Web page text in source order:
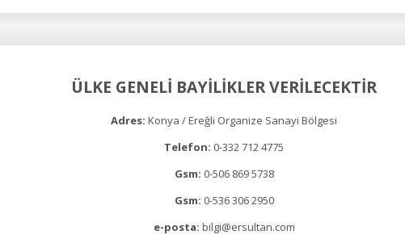
ÜLKE GENELİ BAYİLİKLER VERİLECEKTİR
Adres: Konya / Ereğli Organize Sanayi Bölgesi
Telefon: 0-332 712 4775
Gsm: 0-506 869 5738
Gsm: 0-536 306 2950
e-posta: bilgi@ersultan.com